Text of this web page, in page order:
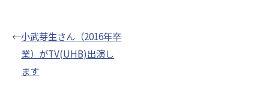
←小武芽生さん（2016年卒
業）がTV(UHB)出演し
ます